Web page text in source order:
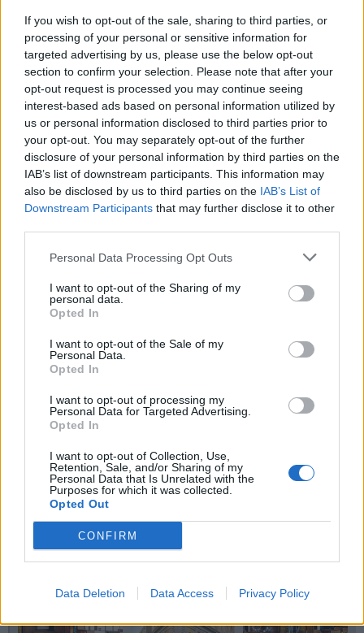
If you wish to opt-out of the sale, sharing to third parties, or
processing of your personal or sensitive information for
targeted advertising by us, please use the below opt-out
section to confirm your selection. Please note that after your
opt-out request is processed you may continue seeing
interest-based ads based on personal information utilized by
us or personal information disclosed to third parties prior to
your opt-out. You may separately opt-out of the further
disclosure of your personal information by third parties on the
IAB’s list of downstream participants. This information may
also be disclosed by us to third parties on the IAB’s List of
Downstream Participants that may further disclose it to other
Personal Data Processing Opt Outs
I want to opt-out of the Sharing of my
personal data.
Opted In
I want to opt-out of the Sale of my
Personal Data.
Opted In
I want to opt-out of processing my
Personal Data for Targeted Advertising.
Opted In
I want to opt-out of Collection, Use,
Retention, Sale, and/or Sharing of my
Personal Data that Is Unrelated with the
Purposes for which it was collected.
Opted Out
CONFIRM
Data Deletion Data Access Privacy Policy
vendégek.
A Hard Rock márka 50 éve a zene erejével kapcsolja
össze az embereket, legyen szó bármilyen zenei stílusról,
a poptól a hip-hopon át az indie-n és a jazz-en keresztül a
hard rockig. Az 1971-ben alapított Hard Rock
International 68 országban, közel 250 helyszínen van
már jelen, amelybe beletartoznak a Hard Rock Cafe®-k,
hotelek, kaszinók és Rock Shopok® is.
GALÉRIA